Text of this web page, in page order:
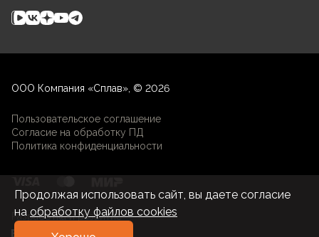
ООО Компания «Сплав», © 2026
Пользовательское соглашение
Согласие на обработку ПД
Политика конфиденциальности
Разработка и развитие
Продолжая использовать сайт, вы даете согласие
на обработку файлов cookies